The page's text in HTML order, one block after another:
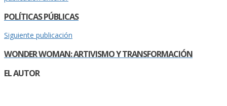
POLÍTICAS PÚBLICAS
Siguiente publicación
WONDER WOMAN: ARTIVISMO Y TRANSFORMACIÓN
EL AUTOR